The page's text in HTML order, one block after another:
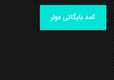
کمد بایگانی دوار